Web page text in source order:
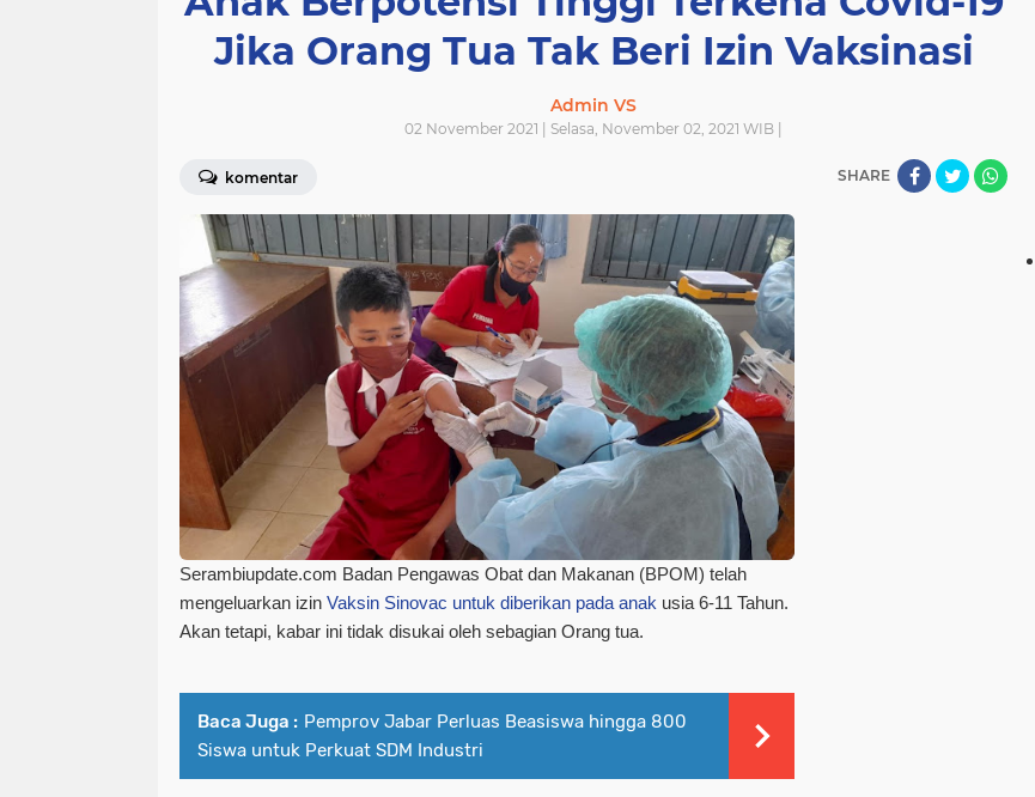
Jika Orang Tua Tak Beri Izin Vaksinasi
Admin VS
02 November 2021 | Selasa, November 02, 2021 WIB |
komentar SHARE
Serambiupdate.com Badan Pengawas Obat dan Makanan (BPOM) telah
mengeluarkan izin Vaksin Sinovac untuk diberikan pada anak usia 6-11 Tahun.
Akan tetapi, kabar ini tidak disukai oleh sebagian Orang tua.
Baca Juga : Pemprov Jabar Perluas Beasiswa hingga 800
Siswa untuk Perkuat SDM Industri